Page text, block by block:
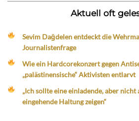
Aktuell oft
Sevim Dağdelen entdeckt die
Journalistenfrage
Wie ein Hardcorekonzert gegen
„palästinensische“ Aktivisten entlarvt
„Ich sollte eine einladende, aber
eingehende Haltung zeigen“